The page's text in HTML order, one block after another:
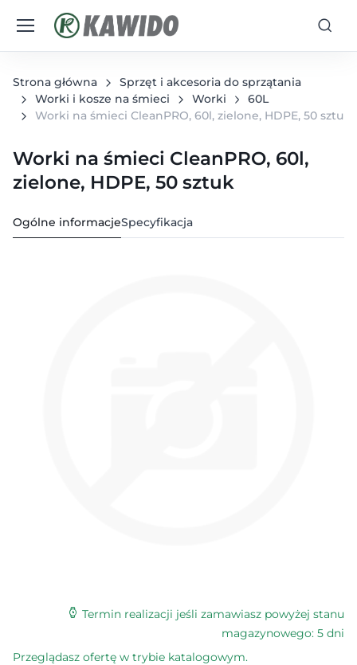
Strona główna
Sprzęt i akcesoria do sprzątania
Worki i kosze na śmieci
Worki
60L
Worki na śmieci CleanPRO, 60l, zielone, HDPE, 50 sztuk
Worki na śmieci CleanPRO, 60l,
zielone, HDPE, 50 sztuk
Ogólne informacjeSpecyfikacja
Termin realizacji jeśli zamawiasz powyżej stanu
magazynowego: 5 dni
Przeglądasz ofertę w trybie katalogowym.